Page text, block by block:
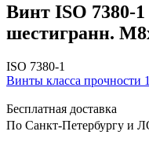
Винт ISO 7380-
шестигранн.
ISO 7380-1
Винты класса прочности
Бесплатная доставка
По Санкт-Петербургу и